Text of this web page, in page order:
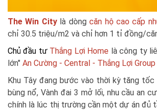
The Win Citylà dòngcăn hộ cao cấp
chỉ 30.5 triệu/m2 và chỉ hơn 1 tỉ đồng/
Chủ đầu tư Thắng Lợi Home là công ty
lớn" An Cường - Central - Thắng Lợi Group
Khu Tây đang bước vào thời kỳ tăng tốc
bùng nổ, Vành đai 3 mở lối, nhu cầu an
chính là lúc thị trường cần một dự án đủ